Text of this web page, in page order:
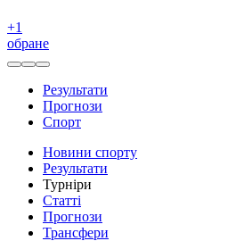
+1
обране
Результати
Прогнози
Спорт
Новини спорту
Результати
Турніри
Статті
Прогнози
Трансфери